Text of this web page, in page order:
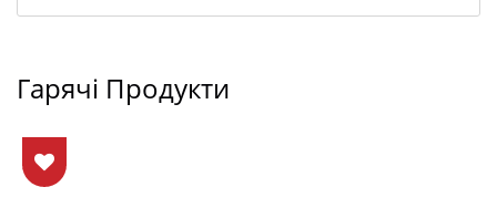
Гарячі Продукти